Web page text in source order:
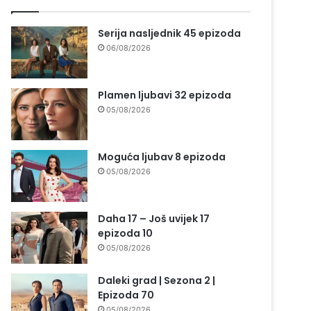
Serija nasljednik 45 epizoda
06/08/2026
Plamen ljubavi 32 epizoda
05/08/2026
Moguća ljubav 8 epizoda
05/08/2026
Daha 17 – Još uvijek 17
epizoda 10
05/08/2026
Daleki grad | Sezona 2 |
Epizoda 70